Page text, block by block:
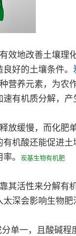
效地改善土壤理
好的土壤条件。
营养元素，为农
有机质分解，
放缓慢，而化肥
机酸还能促进
。
炭基生物有机肥
其活性来分解有
深会影响生物
单一，且酸碱程